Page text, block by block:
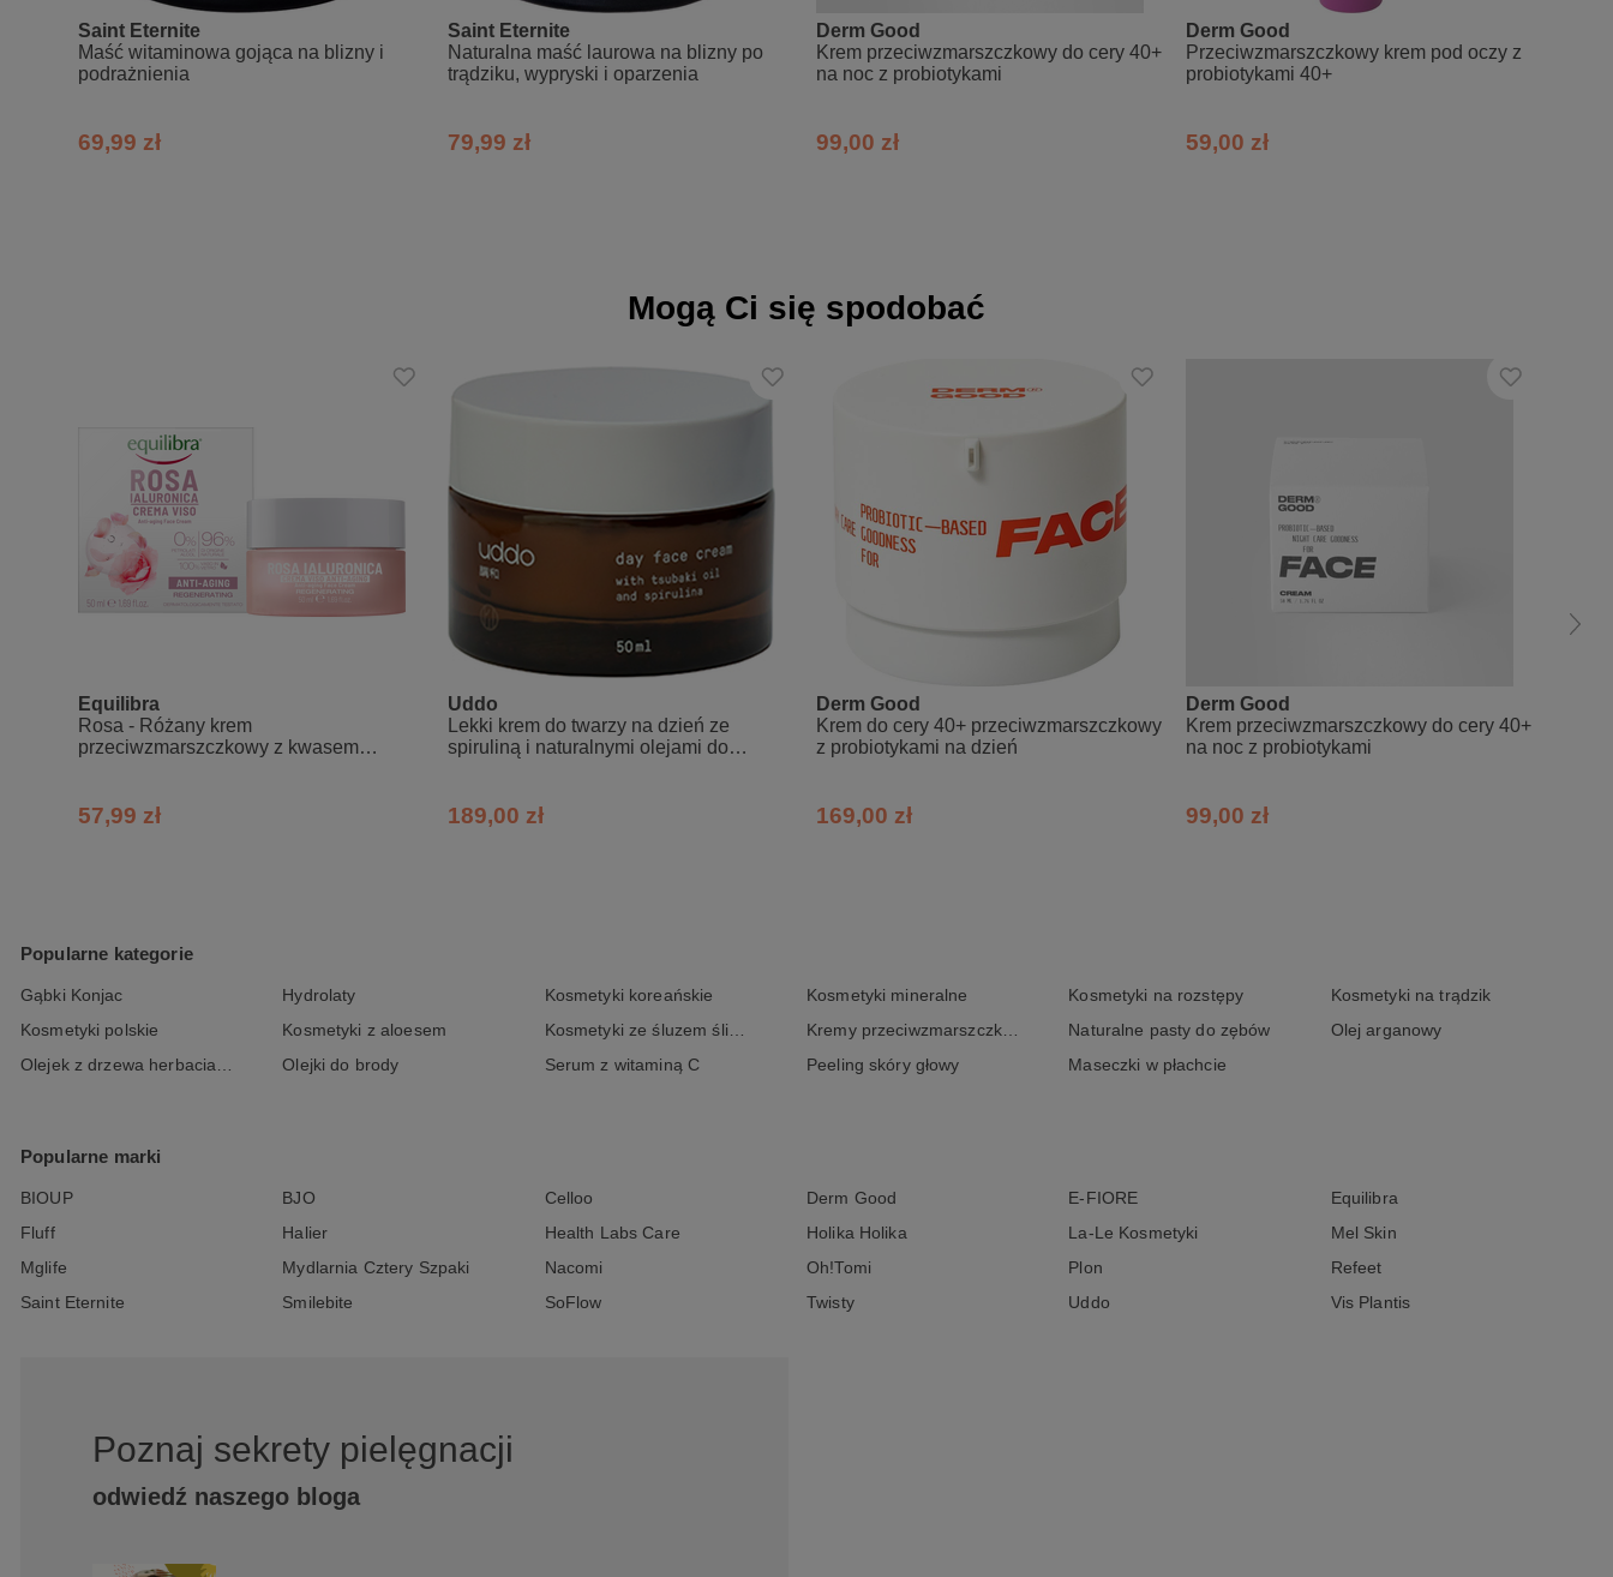
Citrus Junos Fruit Extract, Passiflora Edulis Fruit Extract, Cetyl Alcohol, Hydrolyzed Caesalpinia Spinosa Gum, Tocopherol, Glycine Soja (Soybean)
Saint Eternite
Maść witaminowa gojąca na blizny i
podrażnienia
69,99 zł
Saint Eternite
Naturalna maść laurowa na blizny po
trądziku, wypryski i oparzenia
79,99 zł
Derm Good
Krem przeciwzmarszczkowy do cery 40+
na noc z probiotykami
99,00 zł
Derm Good
Przeciwzmarszczkowy krem pod oczy z
probiotykami 40+
59,00 zł
Mogą Ci się spodobać
Equilibra
Rosa - Różany krem
przeciwzmarszczkowy z kwasem
57,99 zł
Uddo
Lekki krem do twarzy na dzień ze
spiruliną i naturalnymi olejami do
189,00 zł
Derm Good
Krem do cery 40+ przeciwzmarszczkowy
z probiotykami na dzień
169,00 zł
Derm Good
Krem przeciwzmarszczkowy do cery 40+
na noc z probiotykami
99,00 zł
Popularne kategorie
Gąbki Konjac Hydrolaty Kosmetyki koreańskie Kosmetyki mineralne Kosmetyki na rozstępy
Kosmetyki na trądzik
Kosmetyki polskie
Kosmetyki z aloesem Kosmetyki ze śluzem ślimaka Kremy przeciwzmarszczkowe Naturalne pasty do zębów
Olej arganowy
Olejek z drzewa herbacianego
Olejki do brody Serum z witaminą C Peeling skóry głowy Maseczki w płachcie
Popularne marki
BIOUP BJO Celloo Derm Good E-FIORE
Equilibra
Fluff
Halier Health Labs Care Holika Holika La-Le Kosmetyki
Mel Skin
Mglife
Mydlarnia Cztery Szpaki Nacomi Oh!Tomi Plon
Refeet
Saint Eternite
Smilebite SoFlow Twisty Uddo Vis Plantis
Poznaj sekrety pielęgnacji
odwiedź naszego bloga